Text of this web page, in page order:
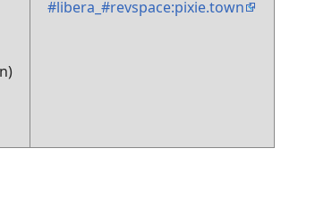
#libera_#revspace:pixie.town